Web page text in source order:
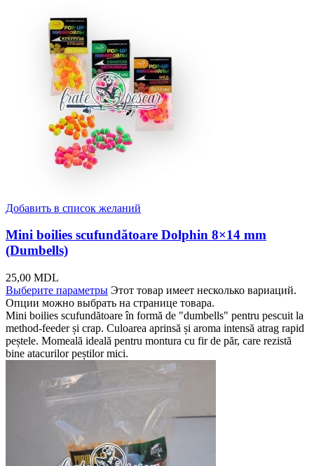
Добавить в список желаний
Mini boilies scufundătoare Dolphin 8×14 mm
(Dumbells)
25,00 MDL
Выберите параметры Этот товар имеет несколько вариаций.
Опции можно выбрать на странице товара.
Mini boilies scufundătoare în formă de "dumbells" pentru pescuit la
method-feeder și crap. Culoarea aprinsă și aroma intensă atrag rapid
peștele. Momeală ideală pentru montura cu fir de păr, care rezistă
bine atacurilor peștilor mici.